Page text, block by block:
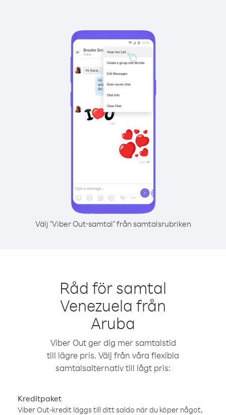
Välj "Viber Out-samtal" från samtalsrubriken
Råd för samtal
Venezuela från
Aruba
Viber Out ger dig mer samtalstid
till lägre pris. Välj från våra flexibla
samtalsalternativ till lågt pris:
Kreditpaket
Viber Out-kredit läggs till ditt saldo när du köper något,